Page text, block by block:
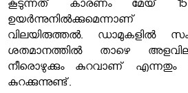
കൂടുന്നത് കാരണം മേയ്
ഉയർന്നുനിൽക്കുമെന്നാണ്
വിലയിരുത്തൽ. ഡാമുകളിൽ
ശതമാനത്തിൽ താഴെ
നീരൊഴുക്കും കുറവാണ് എന്നതും
കുറക്കുന്നുണ്ട്.